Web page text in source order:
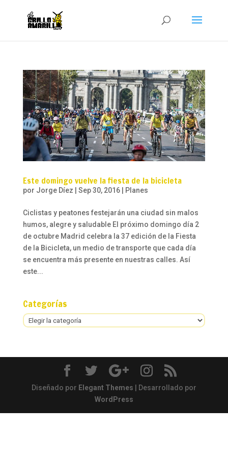
Este domingo vuelve la fiesta de la bicicleta
por Jorge Díez Sep 30, 2016| Planes
Ciclistas y peatones festejarán una ciudad sin malos
humos, alegre y saludable El próximo domingo día 2
de octubre Madrid celebra la 37 edición de la Fiesta
de la Bicicleta, un medio de transporte que cada día
se encuentra más presente en nuestras calles. Así
este...
Categorías
Categorías
Diseñado por Elegant Themes | Desarrollado por
WordPress